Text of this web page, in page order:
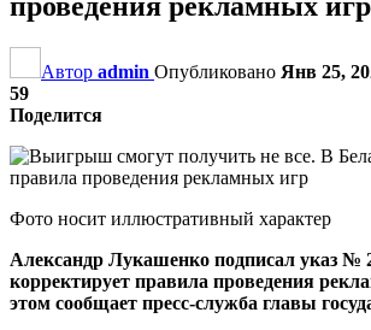
Автор admin Опубликовано Янв 25,
59
Поделится
Фото носит иллюстративный характер
Александр Лукашенко подписал указ №
корректирует правила проведения
этом сообщает пресс-служба главы